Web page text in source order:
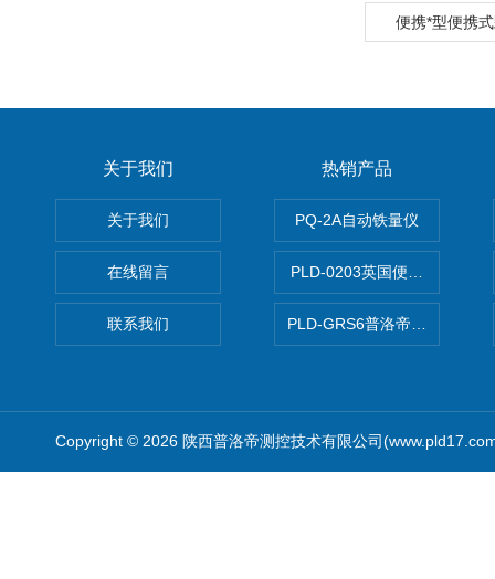
便携*型便携
关于我们
关于我们
在线留言
联系我们
热销产品
PQ-2A自动铁量仪
PLD-0203英国便携式油品颗
PLD-GRS6普洛帝全自动微量
Copyright © 2026 陕西普洛帝测控技术有限公司